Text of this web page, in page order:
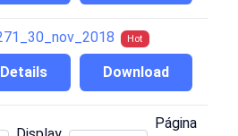
Hot
Download
Details
Página